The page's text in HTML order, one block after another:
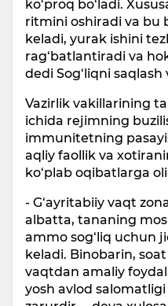
ko‘proq bo‘ladi.
ritmini oshiradi va bu
keladi, yurak ishini
rag‘batlantiradi va
dedi Sog‘liqni saqlash
Vazirlik vakillarining
ichida rejimning
immunitetning
aqliy faollik va
ko‘plab oqibatlarga
- G‘ayritabiiy vaqt
albatta, tananing
ammo sog‘liq uchun
keladi. Binobarin,
vaqtdan amaliy
yosh avlod